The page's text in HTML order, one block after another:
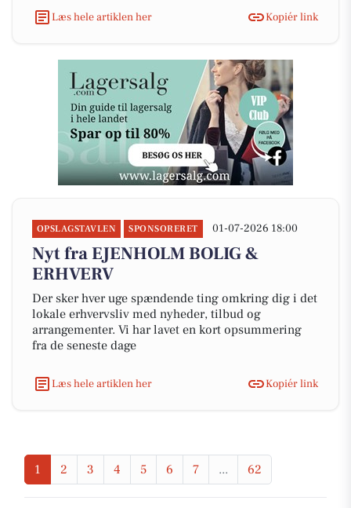
Læs hele artiklen her
Kopiér link
OPSLAGSTAVLEN SPONSORERET 01-07-2026 18:00
Nyt fra EJENHOLM BOLIG &
ERHVERV
Der sker hver uge spændende ting omkring dig i det
lokale erhvervsliv med nyheder, tilbud og
arrangementer. Vi har lavet en kort opsummering
fra de seneste dage
Læs hele artiklen her Kopiér link
1 2 3 4 5 6 7 ... 62